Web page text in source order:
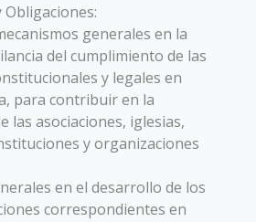
generales en la
del cumplimiento de las
y legales en
para contribuir en la
las asociaciones, iglesias,
y organizaciones
en el desarrollo de los
correspondientes en